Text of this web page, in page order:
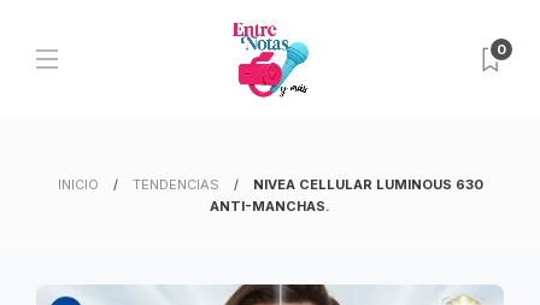
0
INICIO TENDENCIAS
NIVEA CELLULAR LUMINOUS 630
ANTI-MANCHAS.